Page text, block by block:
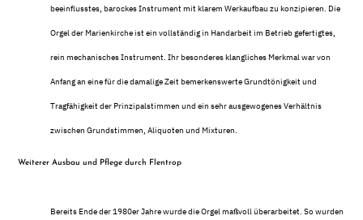
beeinflusstes, barockes Instrument mit klarem Werkaufbau zu konzipieren. Die
Orgel der Marienkirche ist ein vollständig in Handarbeit im Betrieb gefertigtes,
rein mechanisches Instrument. Ihr besonderes klangliches Merkmal war von
Anfang an eine für die damalige Zeit bemerkenswerte Grundtönigkeit und
Tragfähigkeit der Prinzipalstimmen und ein sehr ausgewogenes Verhältnis
zwischen Grundstimmen, Aliquoten und Mixturen.
Weiterer Ausbau und Pflege durch Flentrop
Bereits Ende der 1980er Jahre wurde die Orgel maßvoll überarbeitet. So wurden